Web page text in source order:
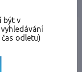
být v
odletu)